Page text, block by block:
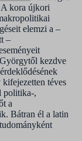
A kora újkori
elemzi a –
–
kezdve
téves
politika-,
a
Bátran él a latin